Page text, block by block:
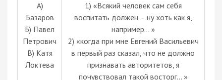
А)
Базаров
Б) Павел
Петрович
В) Катя
Локтева
1) «Всякий человек сам себя
воспитать должен – ну хоть как я,
например... »
2) «когда при мне Евгений Васильевич
в первый раз сказал, что не должно
признавать авторитетов, я
почувствовал такой восторг… »